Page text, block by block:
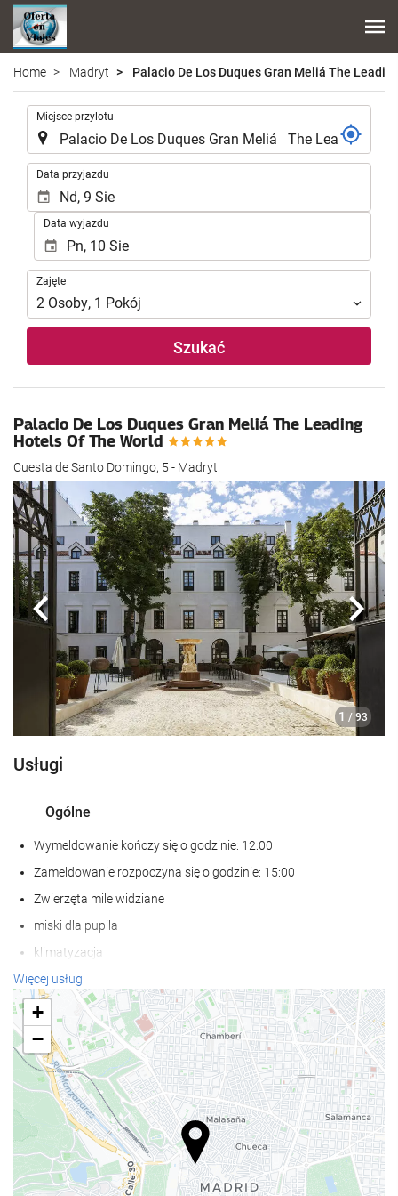
Home Madryt Palacio De Los Duques Gran Meliá The
Miejsce przylotu
Data przyjazdu
Data wyjazdu
Zajęte
Zajęte
2 Osoby, 1 Pokój
Szukać
Palacio De Los Duques Gran Meliá The Leading
Hotels Of The World
Cuesta de Santo Domingo, 5 - Madryt
1 / 93
Poprzedni
Usługi
Ogólne
Wymeldowanie kończy się o godzinie: 12:00
Zameldowanie rozpoczyna się o godzinie: 15:00
Zwierzęta mile widziane
miski dla pupila
klimatyzacja
Ogrzewanie
Winda
Dostęp dla osób niepełnosprawnych
Pokoje dla niepalących
zakaz palenia obowiązuje we wszystkich pomieszczeniach
ogólnodostępnych i prywatnych
pokoje dla alergików
pokoje dźwiękoszczelne
Więcej usług
+
−